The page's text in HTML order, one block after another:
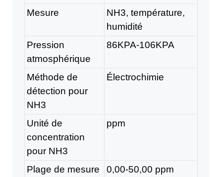
Mesure
NH3, température,
humidité
Pression
atmosphérique
86KPA-106KPA
Méthode de
détection pour
NH3
Électrochimie
Unité de
concentration
pour NH3
ppm
Plage de mesure
0,00-50,00 ppm